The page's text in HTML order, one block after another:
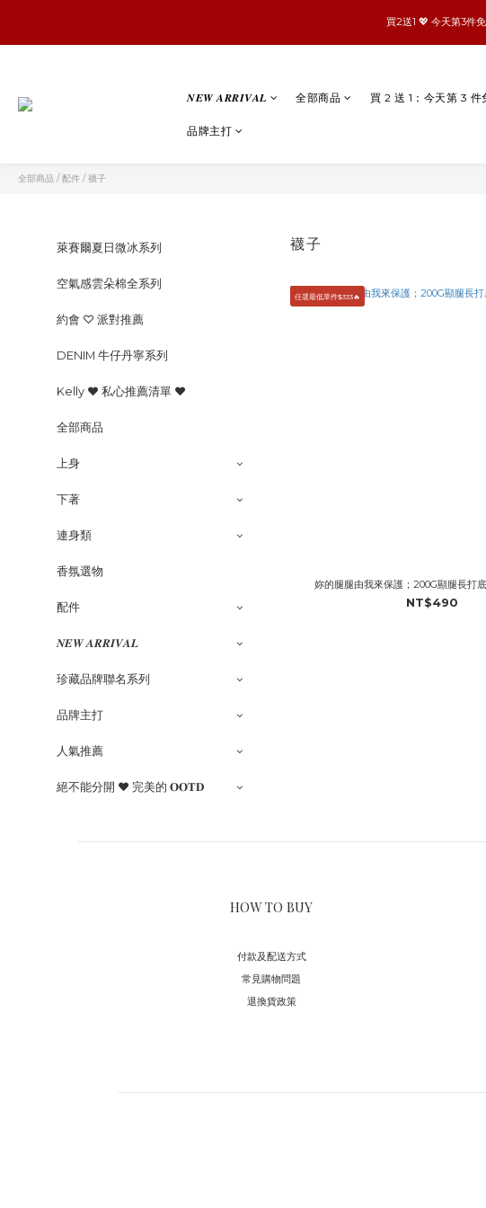
買2送1 💖 今天第3件
𝑵𝑬𝑾 𝑨𝑹𝑹𝑰𝑽𝑨𝑳 全部商品 買 2 送 1：今天第 3 件
品牌主打
全部商品 /配件 /襪子
萊賽爾夏日微冰系列
空氣感雲朵棉全系列
約會 ♡ 派對推薦
DENIM 牛仔丹寧系列
Kelly ♥ 私心推薦清單 ♥
全部商品
上身
下著
連身類
香氛選物
配件
𝑵𝑬𝑾 𝑨𝑹𝑹𝑰𝑽𝑨𝑳
珍藏品牌聯名系列
品牌主打
人氣推薦
絕不能分開 ♥ 完美的 𝐎𝐎𝐓𝐃
襪子
任選最低單件$333🔥
妳的腿腿由我來保護；200G顯腿長打
NT$490
HOW TO BUY
付款及配送方式
常見購物問題
退換貨政策